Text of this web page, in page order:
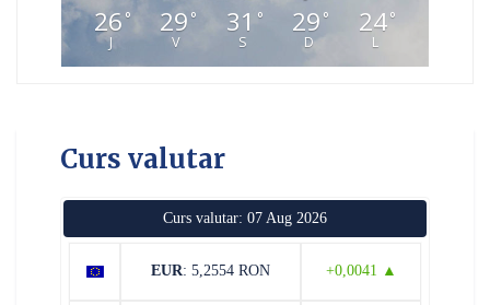
26 °
J
29 °
V
31 °
S
29 °
D
24°
L
Curs valutar
Curs valutar: 07 Aug 2026
EUR: 5,2554 RON +0,0041 ▲